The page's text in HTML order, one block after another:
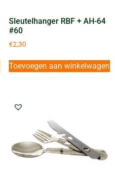
Sleutelhanger RBF + AH-64
#60
€2,30
Toevoegen aan winkelwagen